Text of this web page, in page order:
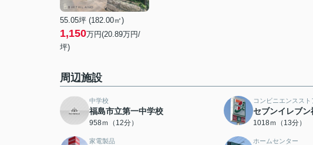
55.05坪 (182.00㎡)
1,150万円(20.89万円/
坪)
周辺施設
中学校
福島市立第一中学校
958ｍ（12分）
コンビニエンススト
セブンイレブ
1018ｍ（13分）
家電製品 ホームセンター